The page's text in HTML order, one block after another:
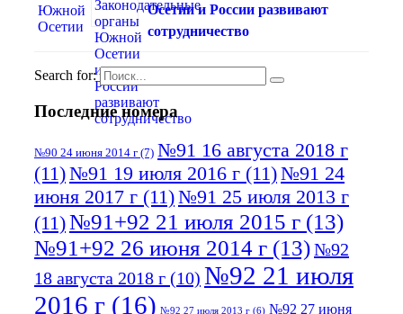
Осетии и России развивают
сотрудничество
Search for:
Последние номера
№90 24 июня 2014 г (7) №91 16 августа 2018 г
(11)№91 19 июля 2016 г (11)№91 24
июня 2017 г (11)№91 25 июля 2013 г
(11)№91+92 21 июля 2015 г (13)
№91+92 26 июня 2014 г (13)№92
18 августа 2018 г (10) №92 21 июля
2016 г (16) №92 27 июля 2013 г (6) №92 27 июня